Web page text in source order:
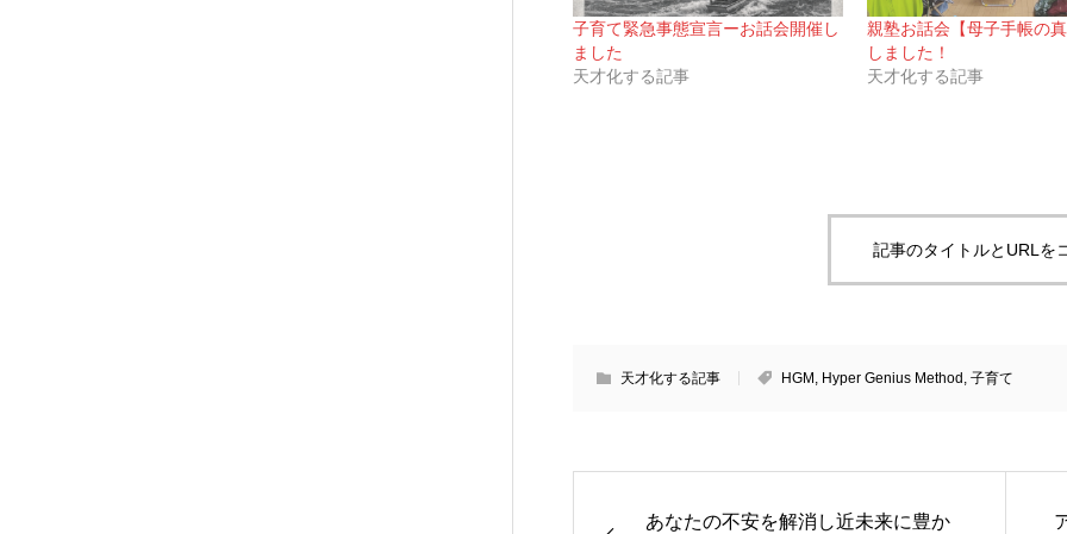
子育て緊急事態宣言ーお話会開催し
ました
天才化する記事
親塾お話会【母子手帳の
しました！
天才化する記事
記事のタイトルとURLを
天才化する記事 HGM , Hyper Genius Method , 子育て
あなたの不安を解消し近未来に豊か